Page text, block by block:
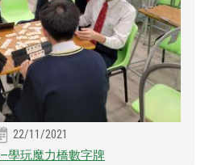
22/11/2021
學玩魔力橋數字牌